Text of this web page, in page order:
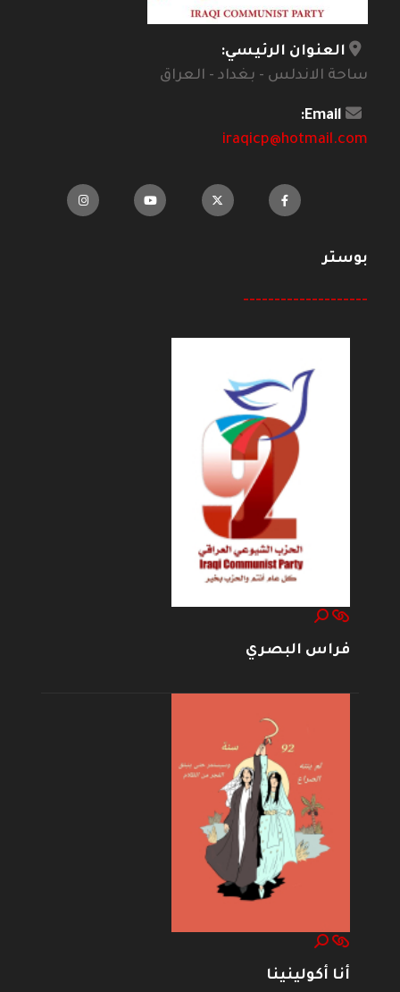
العنوان الرئيسي:
ساحة الاندلس - بغداد - العراق
Email:
iraqicp@hotmail.com
بوستر
--------------------
فراس البصري
أنا أكولينينا